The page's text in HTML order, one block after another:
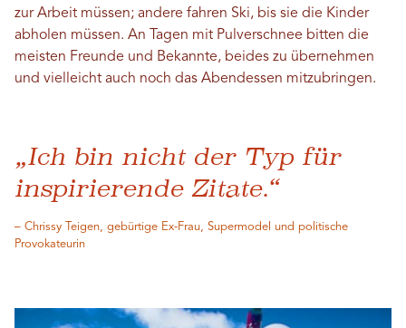
zur Arbeit müssen; andere fahren Ski, bis sie die Kinder
abholen müssen. An Tagen mit Pulverschnee bitten die
meisten Freunde und Bekannte, beides zu übernehmen
und vielleicht auch noch das Abendessen mitzubringen.
„Ich bin nicht der Typ für
inspirierende Zitate.“
– Chrissy Teigen, gebürtige Ex-Frau, Supermodel und politische
Provokateurin